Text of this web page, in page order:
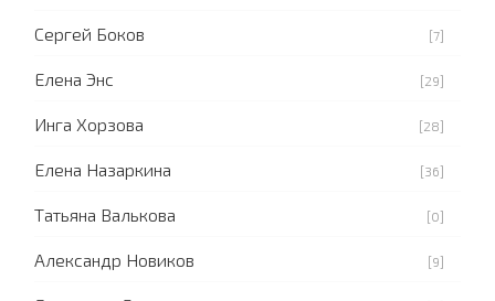
Сергей Боков [7]
Елена Энс [29]
Инга Хорзова [28]
Елена Назаркина [36]
Татьяна Валькова [0]
Александр Новиков [9]